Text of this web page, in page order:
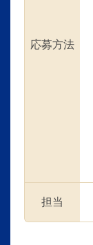
応募方法
担当